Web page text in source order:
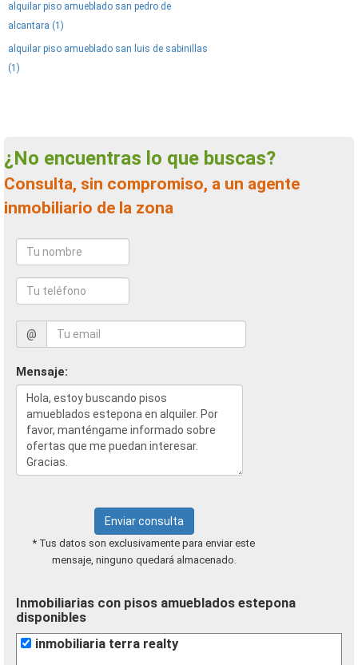
alquilar piso amueblado san pedro de
alcantara (1)
alquilar piso amueblado san luis de sabinillas
(1)
¿No encuentras lo que buscas?
Consulta, sin compromiso, a un agente
inmobiliario de la zona
@
Mensaje:
Enviar consulta
* Tus datos son exclusivamente para enviar este
mensaje, ninguno quedará almacenado.
Inmobiliarias con pisos amueblados estepona
disponibles
inmobiliaria terra realty